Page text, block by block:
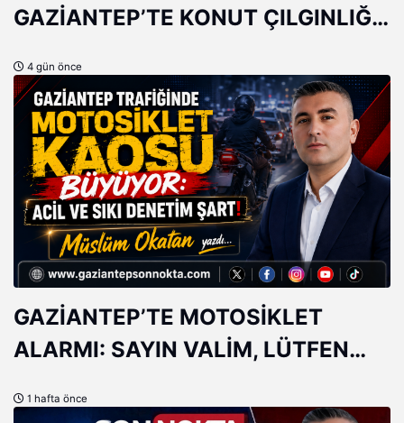
GAZİANTEP’TE KONUT ÇILGINLIĞI:
OLDU!
4 gün önce
GAZİANTEP’TE MOTOSİKLET
ALARMI: SAYIN VALİM, LÜTFEN
1 hafta önce